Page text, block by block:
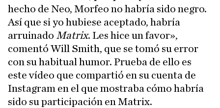
hecho de Neo, Morfeo no habría sido negro.
Así que si yo hubiese aceptado, habría
arruinado Matrix. Les hice un favor»,
comentó Will Smith, que se tomó su error
con su habitual humor. Prueba de ello es
este vídeo que compartió en su cuenta de
Instagram en el que mostraba cómo habría
sido su participación en Matrix.